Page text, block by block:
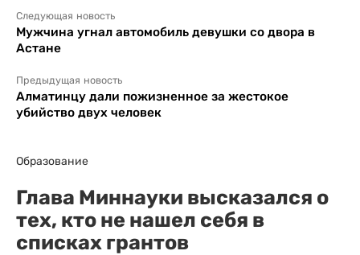
Следующая новость
Мужчина угнал автомобиль девушки со двора в
Астане
Предыдущая новость
Алматинцу дали пожизненное за жестокое
убийство двух человек
Образование
Глава Миннауки высказался о
тех, кто не нашел себя в
списках грантов